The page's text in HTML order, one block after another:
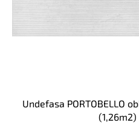
Undefasa PORTOBELLO
(1,26m2)